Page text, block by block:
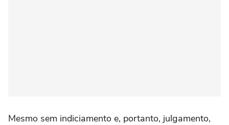
Mesmo sem indiciamento e, portanto, julgamento,